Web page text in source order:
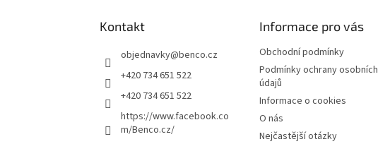
Kontakt
objednavky@benco.cz
+420 734 651 522
+420 734 651 522
https://www.facebook.co
m/Benco.cz/
Informace pro vás
Obchodní podmínky
Podmínky ochrany osobních
údajů
Informace o cookies
O nás
Nejčastější otázky